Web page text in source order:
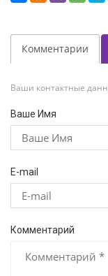
Комментарии
Ваши контактные
Ваше Имя
E-mail
Комментарий